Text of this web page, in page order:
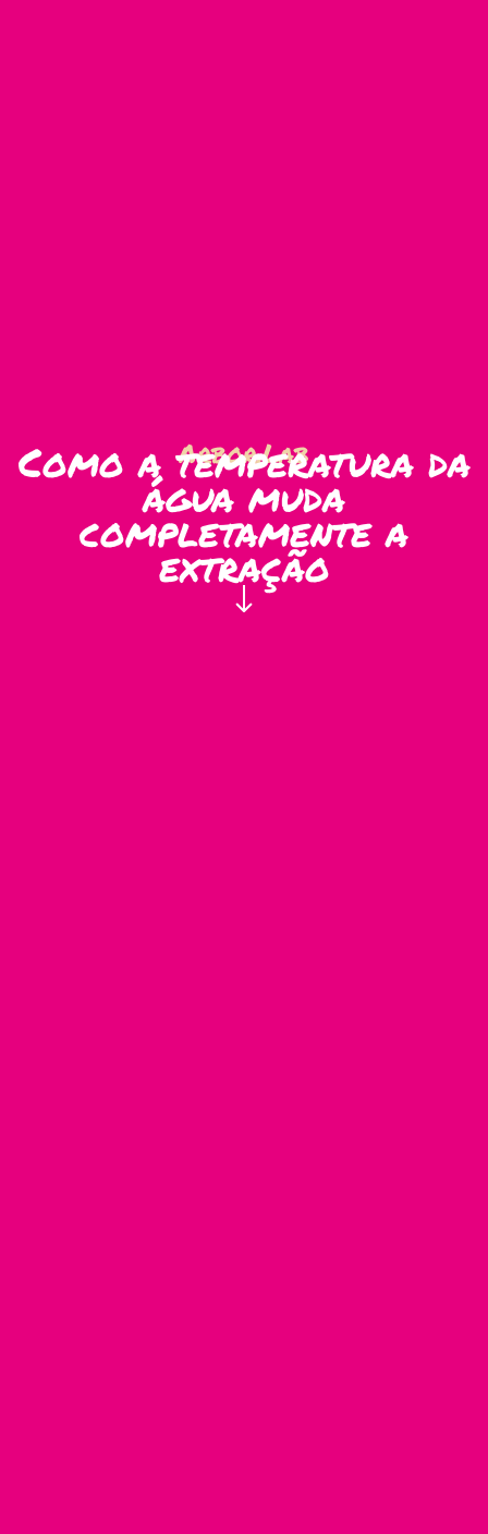
Arbor.Lab
Como a temperatura da
água muda
completamente a
extração